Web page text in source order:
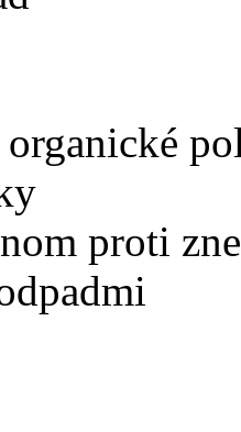
organické
proti